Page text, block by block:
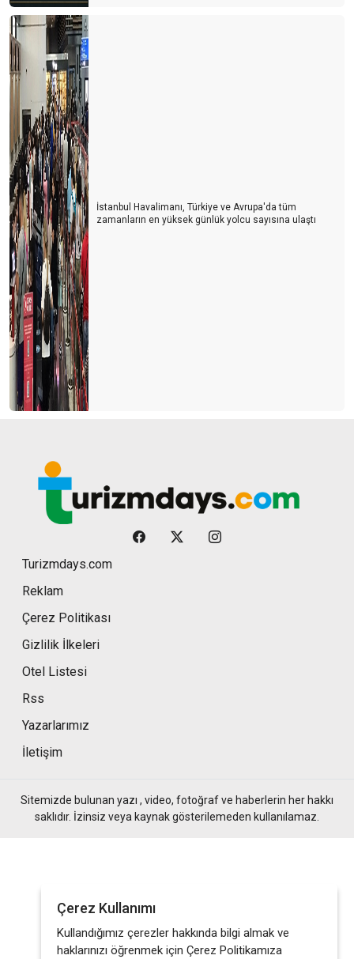
İstanbul Havalimanı, Türkiye ve Avrupa'da tüm
zamanların en yüksek günlük yolcu sayısına ulaştı
Turizmdays.com
Reklam
Çerez Politikası
Gizlilik İlkeleri
Otel Listesi
Rss
Yazarlarımız
İletişim
Sitemizde bulunan yazı , video, fotoğraf ve haberlerin her hakkı
saklıdır. İzinsiz veya kaynak gösterilemeden kullanılamaz.
Çerez Kullanımı
Kullandığımız çerezler hakkında bilgi almak ve
haklarınızı öğrenmek için Çerez Politikamıza